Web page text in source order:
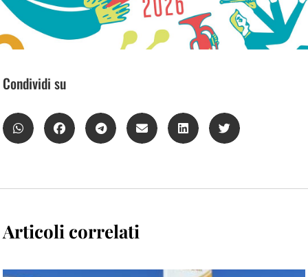
Condividi su
Articoli correlati